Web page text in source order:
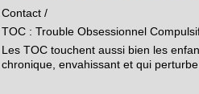
Contact /
TOC : Trouble Obsessionnel
Les TOC touchent aussi bien les
chronique, envahissant et qui